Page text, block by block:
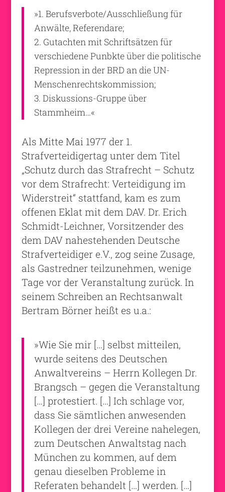
»1. Berufsverbote/Ausschließung für
Anwälte, Referendare;
2. Gutachten mit Schriftsätzen für
verschiedene Punbkte über die politische
Repression in der BRD an die UN-
Menschenrechtskommission;
3. Diskussions-Gruppe über
Stammheim…«
Als Mitte Mai 1977 der 1.
Strafverteidigertag unter dem Titel
„Schutz durch das Strafrecht – Schutz
vor dem Strafrecht: Verteidigung im
Widerstreit“ stattfand, kam es zum
offenen Eklat mit dem DAV. Dr. Erich
Schmidt-Leichner, Vorsitzender des
dem DAV nahestehenden Deutsche
Strafverteidiger e.V., zog seine Zusage,
als Gastredner teilzunehmen, wenige
Tage vor der Veranstaltung zurück. In
seinem Schreiben an Rechtsanwalt
Bertram Börner heißt es u.a.:
»Wie Sie mir […] selbst mitteilen,
wurde seitens des Deutschen
Anwaltvereins – Herrn Kollegen Dr.
Brangsch – gegen die Veranstaltung
[…] protestiert. […] Ich schlage vor,
dass Sie sämtlichen anwesenden
Kollegen der drei Vereine nahelegen,
zum Deutschen Anwaltstag nach
München zu kommen, auf dem
genau dieselben Probleme in
Referaten behandelt […] werden. […]